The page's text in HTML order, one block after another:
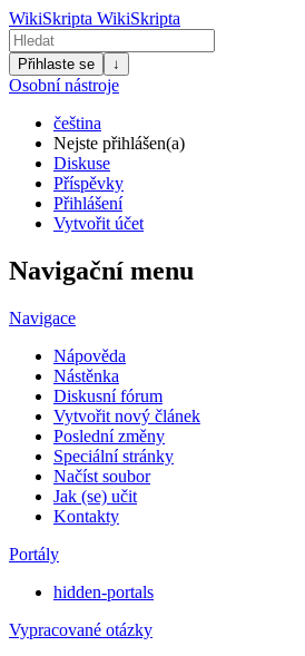
WikiSkripta WikiSkripta
Přihlaste se ↓
Osobní nástroje
čeština
Nejste přihlášen(a)
Diskuse
Příspěvky
Přihlášení
Vytvořit účet
Navigační menu
Navigace
Nápověda
Nástěnka
Diskusní fórum
Vytvořit nový článek
Poslední změny
Speciální stránky
Načíst soubor
Jak (se) učit
Kontakty
Portály
hidden-portals
Vypracované otázky